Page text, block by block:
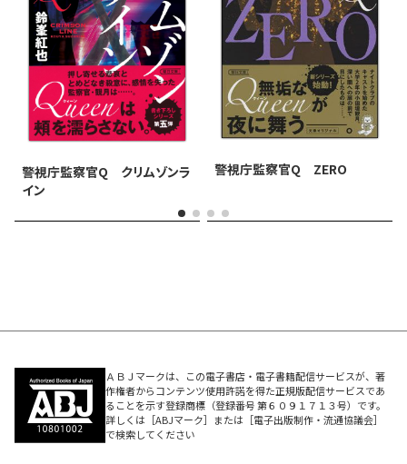
警視庁監察官Q クリムゾンラ
イン
警視庁監察官Q ZERO
ＡＢＪマークは、この電子書店・電子書籍配信サービスが、著
作権者からコンテンツ使用許諾を得た正規版配信サービスであ
ることを示す登録商標（登録番号 第６０９１７１３号）です。
詳しくは［ABJマーク］または［電子出版制作・流通協議会］
で検索してください